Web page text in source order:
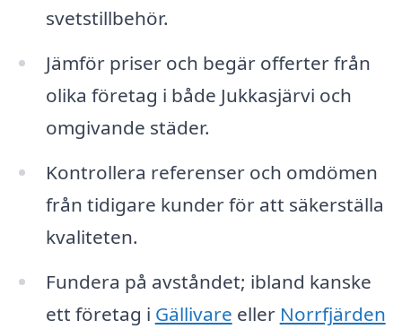
svetstillbehör.
Jämför priser och begär offerter från
olika företag i både Jukkasjärvi och
omgivande städer.
Kontrollera referenser och omdömen
från tidigare kunder för att säkerställa
kvaliteten.
Fundera på avståndet; ibland kanske
ett företag i Gällivare eller Norrfjärden